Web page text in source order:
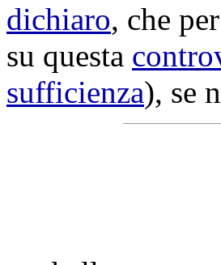
dichiaro, che
su questa
sufficienza), se